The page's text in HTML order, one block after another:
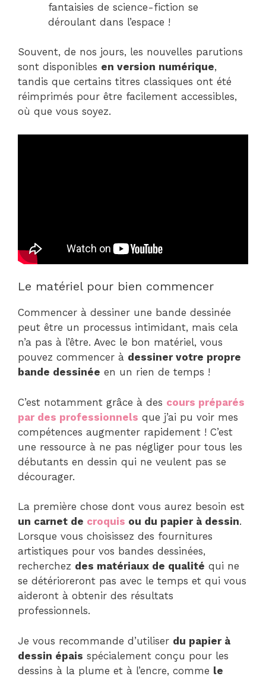
fantaisies de science-fiction se
déroulant dans l’espace !
Souvent, de nos jours, les nouvelles parutions
sont disponibles en version numérique,
tandis que certains titres classiques ont été
réimprimés pour être facilement accessibles,
où que vous soyez.
Le matériel pour bien commencer
Commencer à dessiner une bande dessinée
peut être un processus intimidant, mais cela
n’a pas à l’être. Avec le bon matériel, vous
pouvez commencer à dessiner votre propre
bande dessinée en un rien de temps !
C’est notamment grâce à des cours préparés
par des professionnels que j’ai pu voir mes
compétences augmenter rapidement ! C’est
une ressource à ne pas négliger pour tous les
débutants en dessin qui ne veulent pas se
décourager.
La première chose dont vous aurez besoin est
un carnet de croquis ou du papier à dessin.
Lorsque vous choisissez des fournitures
artistiques pour vos bandes dessinées,
recherchez des matériaux de qualité qui ne
se détérioreront pas avec le temps et qui vous
aideront à obtenir des résultats
professionnels.
Je vous recommande d’utiliser du papier à
dessin épais spécialement conçu pour les
dessins à la plume et à l’encre, comme le